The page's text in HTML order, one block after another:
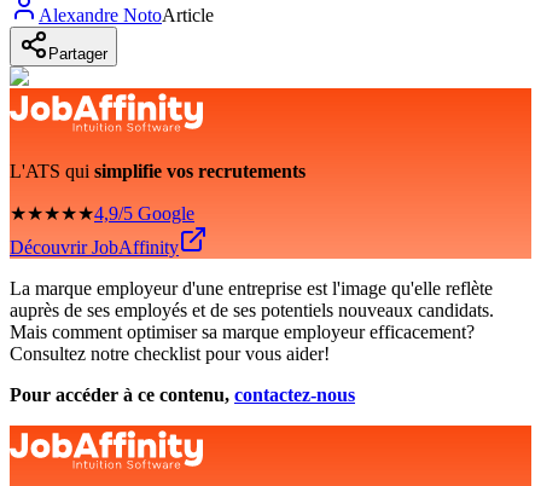
Alexandre NotoArticle
Partager
L'ATS qui simplifie vos recrutements
★★★★★4,9/5 Google
Découvrir JobAffinity
La marque employeur d'une entreprise est l'image qu'elle reflète
auprès de ses employés et de ses potentiels nouveaux candidats.
Mais comment optimiser sa marque employeur efficacement?
Consultez notre checklist pour vous aider!
Pour accéder à ce contenu, contactez-nous